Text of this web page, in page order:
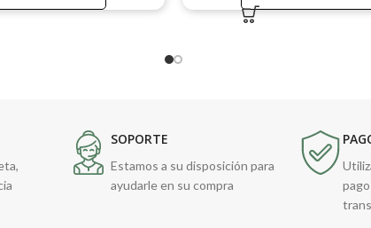
SOPORTE
Estamos a su disposición para
ayudarle en su compra